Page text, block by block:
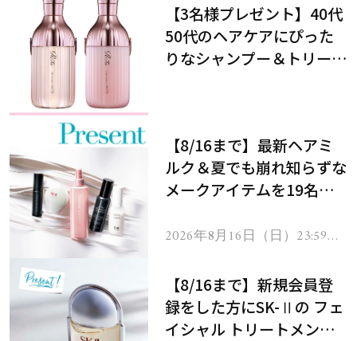
【3名様プレゼント】40代
50代のヘアケアにぴった
りなシャンプー＆トリート
【8/16まで】最新ヘアミ
ルク＆夏でも崩れ知らずな
メークアイテムを19名様
2026年8月16日（日）23:59ま
【8/16まで】新規会員登
録をした方にSK-Ⅱの フェ
イシャル トリートメント